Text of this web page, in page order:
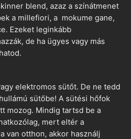
blend, azaz a színátmenet
a millefiori, a mokume gane,
Ezeket leginkább
de ha ügyes vagy más
elektromos sütőt. De ne tedd
sütőbe! A sütési hőfok
mozog. Mindig tartsd be a
mert eltér a
van otthon, akkor használj